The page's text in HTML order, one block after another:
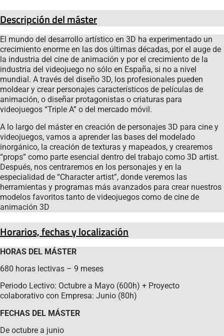
Descripción del máster
El mundo del desarrollo artístico en 3D ha experimentado un
crecimiento enorme en las dos últimas décadas, por el auge de
la industria del cine de animación y por el crecimiento de la
industria del videojuego no sólo en España, si no a nivel
mundial. A través del diseño 3D, los profesionales pueden
moldear y crear personajes característicos de películas de
animación, o diseñar protagonistas o criaturas para
videojuegos “Triple A” o del mercado móvil.
A lo largo del máster en creación de personajes 3D para cine y
videojuegos, vamos a aprender las bases del modelado
inorgánico, la creación de texturas y mapeados, y crearemos
“props” como parte esencial dentro del trabajo como 3D artist.
Después, nos centraremos en los personajes y en la
especialidad de “Character artist”, donde veremos las
herramientas y programas más avanzados para crear nuestros
modelos favoritos tanto de videojuegos como de cine de
animación 3D
Horarios, fechas y localización
HORAS DEL MÁSTER
680 horas lectivas – 9 meses
Periodo Lectivo: Octubre a Mayo (600h) + Proyecto
colaborativo con Empresa: Junio (80h)
FECHAS DEL MÁSTER
De octubre a junio